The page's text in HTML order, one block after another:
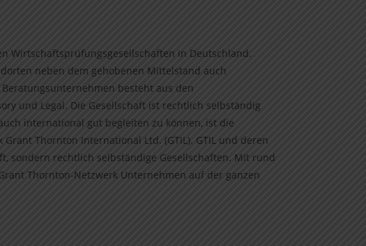
Wirtschaftsprüfungsgesellschaften in Deutschland.
neben dem gehobenen Mittelstand auch
besteht aus den
und Legal. Die Gesellschaft ist rechtlich selbständig
international gut begleiten zu können, ist die
Thornton International Ltd. (GTIL). GTIL und deren
sondern rechtlich selbständige Gesellschaften. Mit rund
Thornton-Netzwerk Unternehmen auf der ganzen